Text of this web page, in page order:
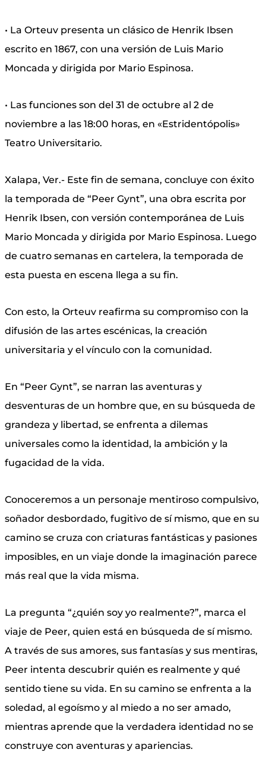
• La Orteuv presenta un clásico de Henrik Ibsen
escrito en 1867, con una versión de Luis Mario
Moncada y dirigida por Mario Espinosa.
• Las funciones son del 31 de octubre al 2 de
noviembre a las 18:00 horas, en «Estridentópolis»
Teatro Universitario.
Xalapa, Ver.- Este fin de semana, concluye con éxito
la temporada de “Peer Gynt”, una obra escrita por
Henrik Ibsen, con versión contemporánea de Luis
Mario Moncada y dirigida por Mario Espinosa. Luego
de cuatro semanas en cartelera, la temporada de
esta puesta en escena llega a su fin.
Con esto, la Orteuv reafirma su compromiso con la
difusión de las artes escénicas, la creación
universitaria y el vínculo con la comunidad.
En “Peer Gynt”, se narran las aventuras y
desventuras de un hombre que, en su búsqueda de
grandeza y libertad, se enfrenta a dilemas
universales como la identidad, la ambición y la
fugacidad de la vida.
Conoceremos a un personaje mentiroso compulsivo,
soñador desbordado, fugitivo de sí mismo, que en su
camino se cruza con criaturas fantásticas y pasiones
imposibles, en un viaje donde la imaginación parece
más real que la vida misma.
La pregunta “¿quién soy yo realmente?”, marca el
viaje de Peer, quien está en búsqueda de sí mismo.
A través de sus amores, sus fantasías y sus mentiras,
Peer intenta descubrir quién es realmente y qué
sentido tiene su vida. En su camino se enfrenta a la
soledad, al egoísmo y al miedo a no ser amado,
mientras aprende que la verdadera identidad no se
construye con aventuras y apariencias.